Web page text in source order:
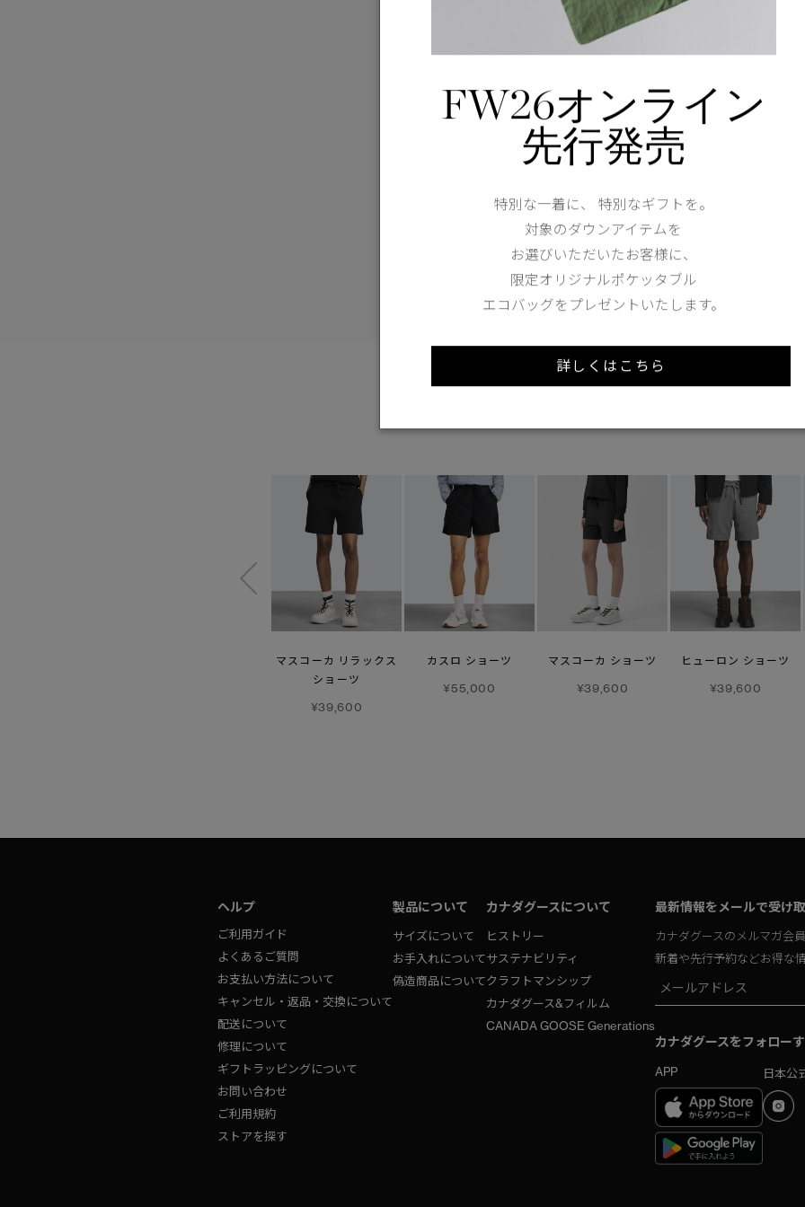
Thickness of thigh
XS
158cm 51kgRecommended
Find out more on your body type
マスコーカ リラックス
ショーツ
¥39,600
カスロ ショーツ
¥55,000
マスコーカ ショーツ
¥39,600
ヒューロン ショーツ
¥39,600
ヘルプ
ご利用ガイド
よくあるご質問
お支払い方法について
キャンセル・返品・交換について
配送について
修理について
ギフトラッピングについて
お問い合わせ
ご利用規約
ストアを探す
製品について
サイズについて
お手入れについて
偽造商品について
カナダグースについて
ヒストリー
サステナビリティ
クラフトマンシップ
カナダグース&フィルム
CANADA GOOSE Generations
最新情報をメールで受け
カナダグースのメルマガ会
新着や先行予約などお得な
カナダグースをフォロー
APP 日本公
FW26オンライン
先行発売
特別な一着に、 特別なギフトを。
対象のダウンアイテムを
お選びいただいたお客様に、
限定オリジナルポケッタブル
エコバッグをプレゼントいたします。
詳しくはこちら